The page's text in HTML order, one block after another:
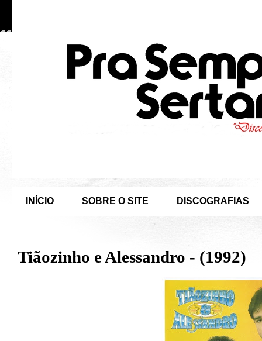
INÍCIO SOBRE O SITE DISCOGRAFIAS
Tiãozinho e Alessandro - (1992)